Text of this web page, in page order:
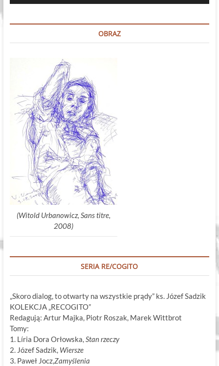
OBRAZ
(Witold Urbanowicz, Sans titre,
2008)
SERIA RE/COGITO
„Skoro dialog, to otwarty na wszystkie prądy” ks. Józef Sadzik
KOLEKCJA „RECOGITO”
Redagują: Artur Majka, Piotr Roszak, Marek Wittbrot
Tomy:
1. Líria Dora Orłowska,Stan rzeczy
2. Józef Sadzik, Wiersze
3. Paweł Jocz,Zamyślenia